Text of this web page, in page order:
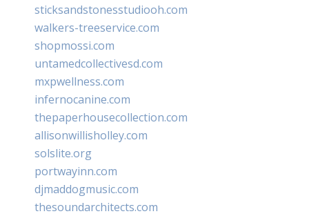
sticksandstonesstudiooh.com
walkers-treeservice.com
shopmossi.com
untamedcollectivesd.com
mxpwellness.com
infernocanine.com
thepaperhousecollection.com
allisonwillisholley.com
solslite.org
portwayinn.com
djmaddogmusic.com
thesoundarchitects.com